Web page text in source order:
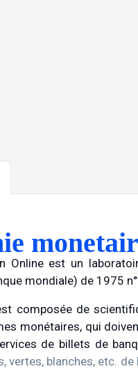
Online est un
mondiale) de 1975
composée de
monétaires, qui
de billets de
vertes, blanches, etc.